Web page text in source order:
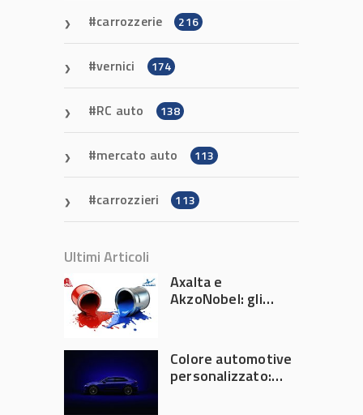
carrozzerie 216
vernici 174
RC auto 138
mercato auto 113
carrozzieri 113
Ultimi Articoli
Axalta e
AkzoNobel: gli
Colore automotive
personalizzato: